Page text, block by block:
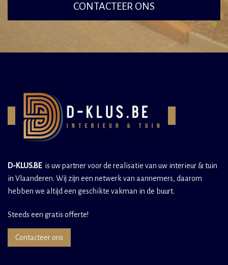
CONTACTEER ONS
D-KLUS.BEis uw partner voor de realisatie van uw interieur & tuin
in Vlaanderen. Wij zijn een netwerk van aannemers, daarom
hebben we altijd een geschikte vakman in de buurt.
Steeds een gratis offerte!
Contacteer ons